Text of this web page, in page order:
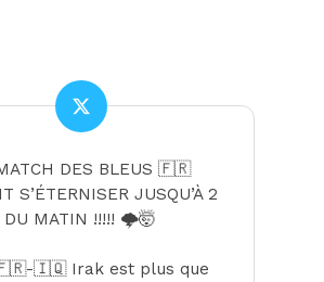
DES BLEUS 🇫🇷
S’ÉTERNISER JUSQU’À 2
DU MATIN !!!!! 🌩️🤯
🇮🇶 Irak est plus que